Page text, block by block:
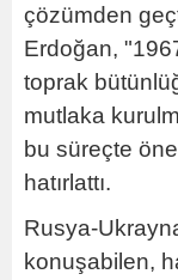
çözümden
Erdoğan,
toprak
mutlaka
bu süreçte
hatırlattı.
Rusya-
konuşabilen,